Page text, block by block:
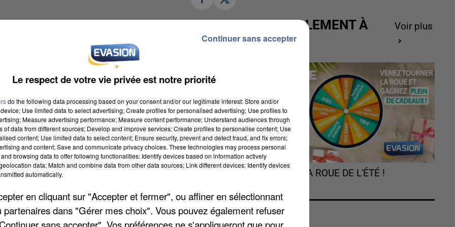
la mort d’une octogénaire. Une femme de 87
soir, une aide-soignante a entendu des cris
sur place, un autre résident du même âge, un
l’aide-soignante cette dernière était vivante.
chacun dans sa chambre. Mais hier matin, la
aujourd’hui. Quant à l’aide-soignante, elle a
en danger.
meurt-a-la-maison-de-retraite-un-resident-de-
! Une initiative lancée par une jeune fille de 12
ce mercredi, une opération de ramassage des
munissez-vous de gants et de bouteilles vides. Le
ACTUELLEMENT À
GAGNER
Voir plus
TOURNEZ LA ROUE DE L'ÉTÉ !
Le respect de votre vie privée est notre priorité
do the following data processing based on your consent and/or our legitimate interest: Store and/or
Use limited data to select advertising; Create profiles for personalised advertising; Use profiles to
Measure advertising performance; Measure content performance; Understand audiences through
of data from different sources; Develop and improve services; Create profiles to personalise content; Use
content; Use limited data to select content; Ensure security, prevent and detect fraud, and fix errors;
and content; Save and communicate privacy choices. These technologies may process personal
browsing data to offer following functionalities: Identify devices based on information actively
data; Match and combine data from other data sources; Link different devices; Identify devices
automatically.
en cliquant sur "Accepter et fermer", ou affiner en sélectionnant
partenaires dans "Gérer mes choix". Vous pouvez également refuser
Continuer sans accepter